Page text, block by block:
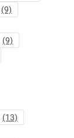
(9)
(9)
(13)